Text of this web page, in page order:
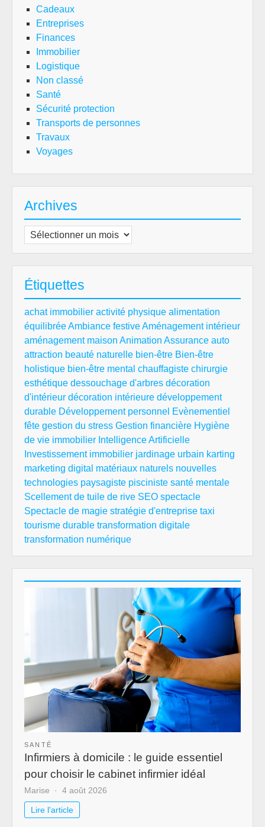
Cadeaux
Entreprises
Finances
Immobilier
Logistique
Non classé
Santé
Sécurité protection
Transports de personnes
Travaux
Voyages
Archives
Archives
Étiquettes
achat immobilier activité physique alimentation
équilibréeAmbiance festiveAménagement intérieur
aménagement maison Animation Assurance auto
attraction beauté naturelle bien-être Bien-être
holistique bien-être mental chauffagiste chirurgie
esthétique dessouchage d'arbres décoration
d'intérieur décoration intérieure développement
durable Développement personnel Evènementiel
fête gestion du stress Gestion financière Hygiène
de vie immobilier Intelligence Artificielle
Investissement immobilier jardinage urbain karting
marketing digital matériaux naturels nouvelles
technologies paysagiste pisciniste santé mentale
Scellement de tuile de rive SEO spectacle
Spectacle de magie stratégie d'entreprise taxi
tourisme durable transformation digitale
transformation numérique
SANTÉ
Infirmiers à domicile : le guide essentiel
pour choisir le cabinet infirmier idéal
Marise 4 août 2026
Lire l'article